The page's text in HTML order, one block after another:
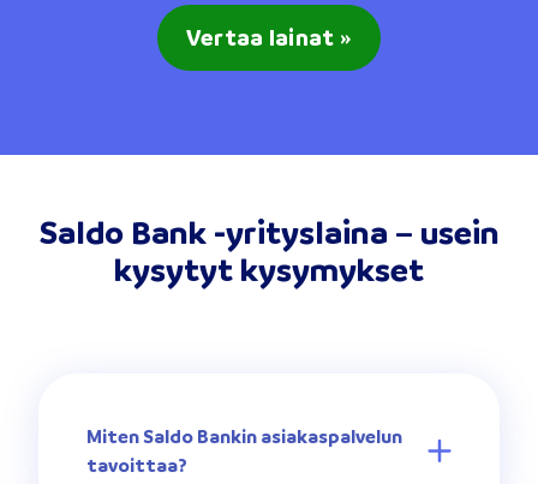
Vertaa lainat »
Saldo Bank -yrityslaina – usein
kysytyt kysymykset
Miten Saldo Bankin asiakaspalvelun
tavoittaa?